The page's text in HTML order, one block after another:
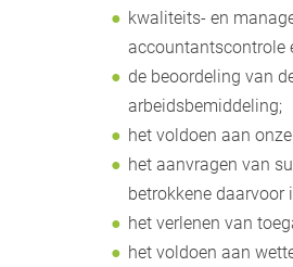
kwaliteits- en
accountantscontrole
de beoordeling van
arbeidsbemiddeling;
het voldoen aan
het aanvragen van
betrokkene daarvoor
het verlenen van
het voldoen aan